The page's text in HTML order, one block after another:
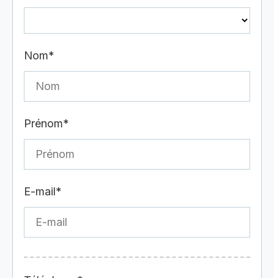
Nom*
Prénom*
E-mail*